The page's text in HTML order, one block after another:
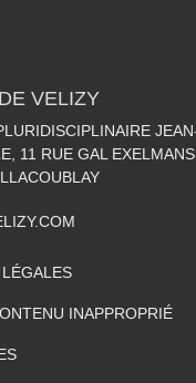
VELIZY
11 RUE GAL EXELMANS
INAPPROPRIÉ